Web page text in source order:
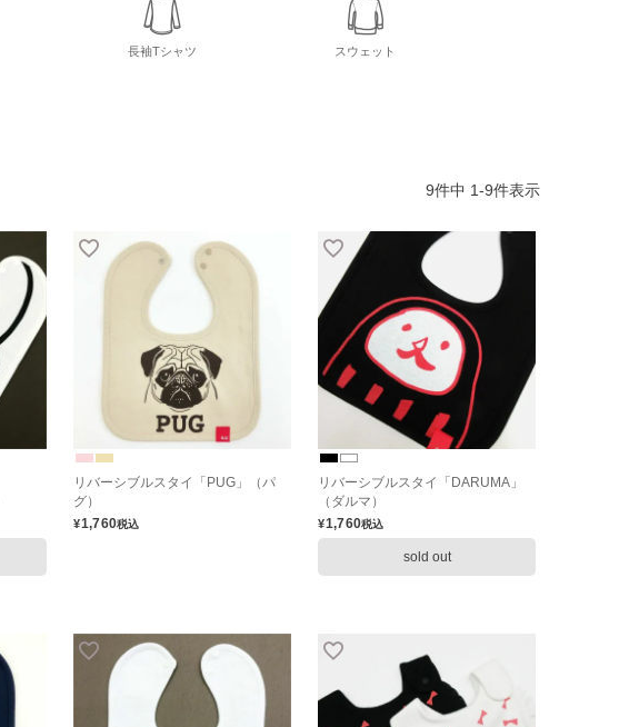
長袖Tシャツ スウェット
9件中 1-9件表示
リバーシブルスタイ「PUG」（パ
グ）
¥1,760税込
リバーシブルスタイ「DARUMA」
（ダルマ）
¥1,760税込
sold out